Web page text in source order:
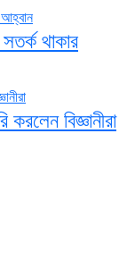
থাকার
বিজ্ঞানীরা